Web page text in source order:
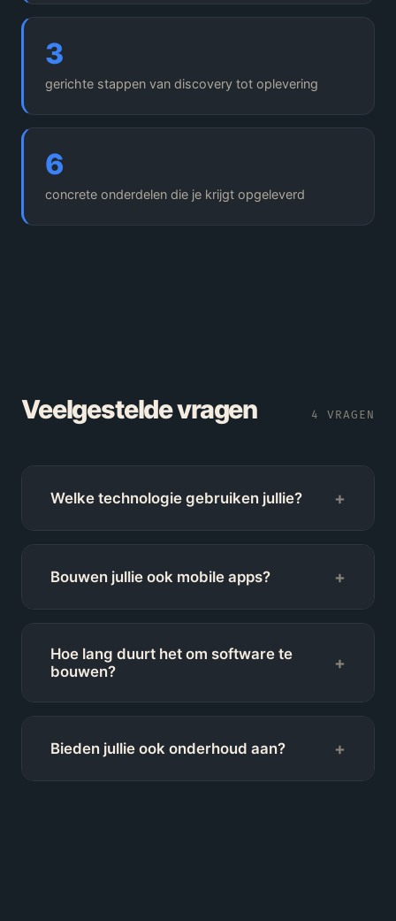
3
gerichte stappen van discovery tot oplevering
6
concrete onderdelen die je krijgt opgeleverd
Veelgestelde vragen 4 VRAGEN
Welke technologie gebruiken jullie? +
Bouwen jullie ook mobile apps? +
Hoe lang duurt het om software te
bouwen?
+
Bieden jullie ook onderhoud aan? +